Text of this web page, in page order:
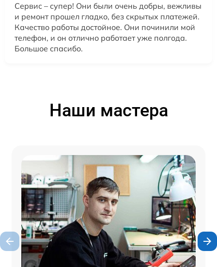
Сервис – супер! Они были очень добры, вежливы
и ремонт прошел гладко, без скрытых платежей.
Качество работы достойное. Они починили мой
телефон, и он отлично работает уже полгода.
Большое спасибо.
Наши мастера